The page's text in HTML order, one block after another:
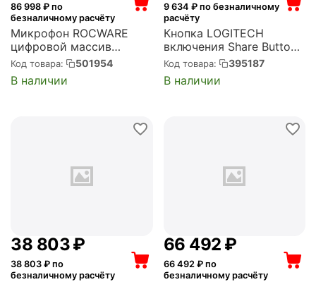
86 998 ₽ по
безналичному расчёту
Микрофон ROCWARE
цифровой массив
(Rocware RM80)
Код товара: 501954
В наличии
9 634 ₽ по безналичному
расчёту
Кнопка LOGITECH
включения Share Button
for Scribe (952-000102)
Код товара: 395187
В наличии
38 803₽
38 803 ₽ по
безналичному расчёту
66 492 ₽
66 492 ₽ по
безналичному расчёту